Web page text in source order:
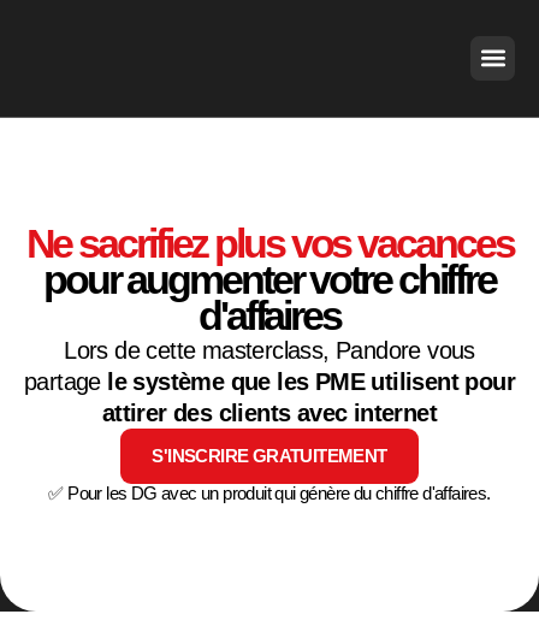
Ne sacrifiez plus vos vacances
pour augmenter votre chiffre
d'affaires
Lors de cette masterclass, Pandore vous
partage le système que les PME utilisent pour
attirer des clients avec internet
S'INSCRIRE GRATUITEMENT
✅ Pour les DG avec un produit qui génère du chiffre d'affaires.